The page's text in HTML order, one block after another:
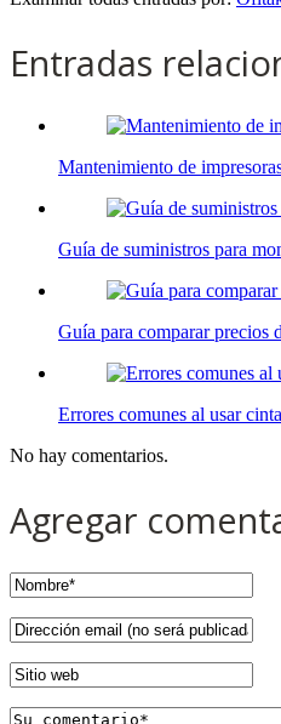
Entradas
Mantenimiento de
Guía de suministros para
Guía para comparar precios
Errores comunes al usar
No hay comentarios.
Agregar